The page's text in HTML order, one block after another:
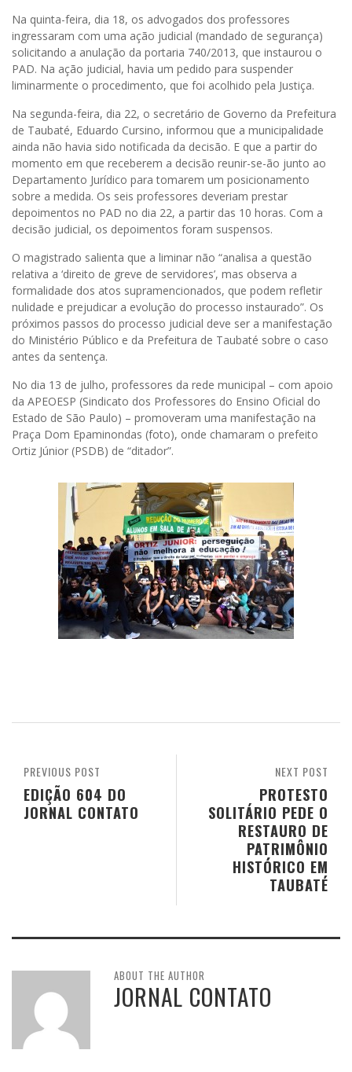
Na quinta-feira, dia 18, os advogados dos professores
ingressaram com uma ação judicial (mandado de segurança)
solicitando a anulação da portaria 740/2013, que instaurou o
PAD. Na ação judicial, havia um pedido para suspender
liminarmente o procedimento, que foi acolhido pela Justiça.
Na segunda-feira, dia 22, o secretário de Governo da Prefeitura
de Taubaté, Eduardo Cursino, informou que a municipalidade
ainda não havia sido notificada da decisão. E que a partir do
momento em que receberem a decisão reunir-se-ão junto ao
Departamento Jurídico para tomarem um posicionamento
sobre a medida. Os seis professores deveriam prestar
depoimentos no PAD no dia 22, a partir das 10 horas. Com a
decisão judicial, os depoimentos foram suspensos.
O magistrado salienta que a liminar não “analisa a questão
relativa a ‘direito de greve de servidores’, mas observa a
formalidade dos atos supramencionados, que podem refletir
nulidade e prejudicar a evolução do processo instaurado”. Os
próximos passos do processo judicial deve ser a manifestação
do Ministério Público e da Prefeitura de Taubaté sobre o caso
antes da sentença.
No dia 13 de julho, professores da rede municipal – com apoio
da APEOESP (Sindicato dos Professores do Ensino Oficial do
Estado de São Paulo) – promoveram uma manifestação na
Praça Dom Epaminondas (foto), onde chamaram o prefeito
Ortiz Júnior (PSDB) de “ditador”.
NEXT POST
PROTESTO
SOLITÁRIO PEDE O
RESTAURO DE
PATRIMÔNIO
HISTÓRICO EM
TAUBATÉ
PREVIOUS POST
EDIÇÃO 604 DO
JORNAL CONTATO
ABOUT THE AUTHOR
JORNAL CONTATO